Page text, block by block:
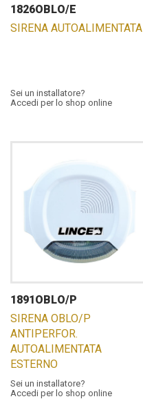
1826OBLO/E
SIRENA AUTOALIMENTATA
Sei un installatore?
Accedi per lo shop online
1891OBLO/P
SIRENA OBLO/P
ANTIPERFOR.
AUTOALIMENTATA
ESTERNO
Sei un installatore?
Accedi per lo shop online